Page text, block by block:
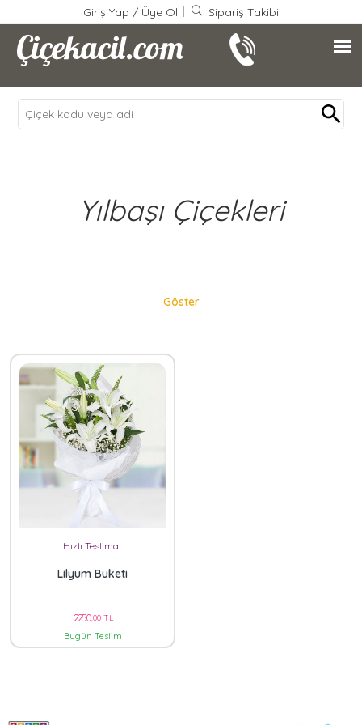
Giriş Yap / Üye Ol Sipariş Takibi
Yılbaşı Çiçekleri
Göster
Hızlı Teslimat
Lilyum Buketi
2250,00 TL
Bugün Teslim